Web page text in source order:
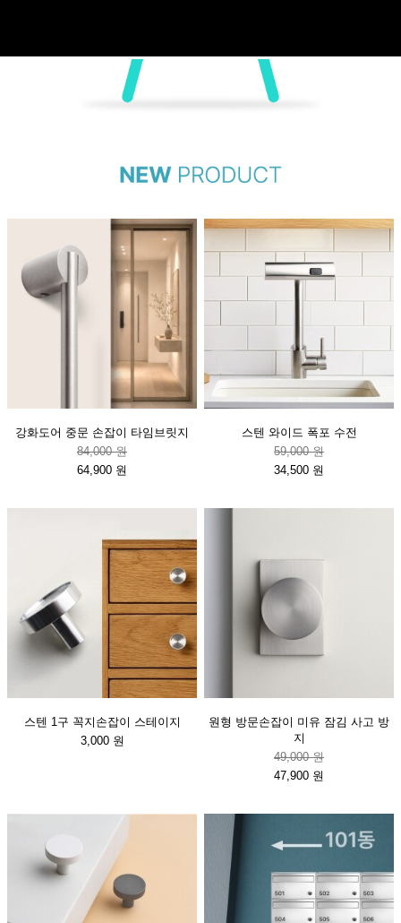
강화도어 중문 손잡이 타임브릿지
84,000 원
64,900 원
스텐 와이드 폭포 수전
59,000 원
34,500 원
스텐 1구 꼭지손잡이 스테이지
3,000 원
원형 방문손잡이 미유 잠김 사고 방
지
49,000 원
47,900 원